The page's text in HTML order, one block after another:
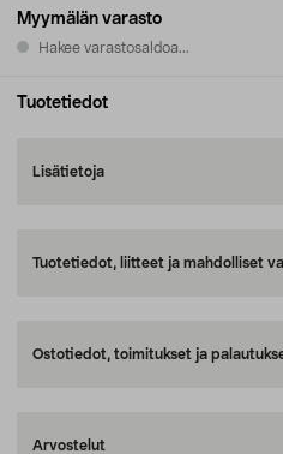
Myymälän varasto
Hakee varastosaldoa...
Tuotetiedot
Lisätietoja
Tuotetiedot, liitteet ja mahdolliset
Ostotiedot, toimitukset ja
Arvostelut